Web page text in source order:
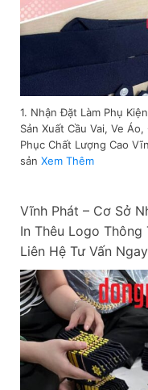
1. Nhận Đặt Làm Phụ
Sản Xuất Cầu Vai, Ve
Phục Chất Lượng Cao
sản Xem Thêm
Vĩnh Phát – Cơ Sở
In Thêu Logo Thông
Liên Hệ Tư Vấn Ngay